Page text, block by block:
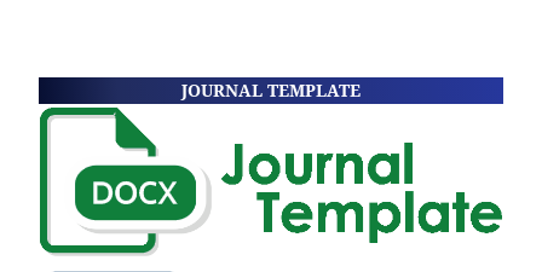
JOURNAL TEMPLATE